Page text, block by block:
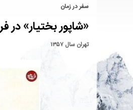
سفر در زمان
«شاپور بختیار» در
تهران سال ۱۳۵۷